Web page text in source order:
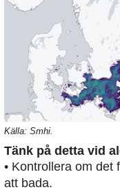
Källa: Smhi.
Tänk på detta vid
• Kontrollera om det
att bada.